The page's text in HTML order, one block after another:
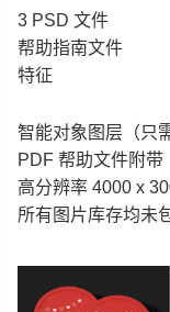
3 PSD 文件
帮助指南文件
特征
智能对象图层（只
PDF 帮助文件附带
高分辨率 4000 x
所有图片库存均未